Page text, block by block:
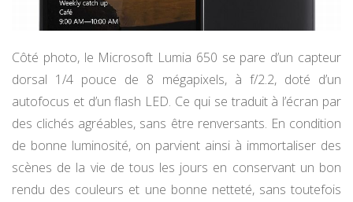
Côté photo, le Microsoft Lumia 650 se pare d’un capteur
dorsal 1/4 pouce de 8 mégapixels, à f/2.2, doté d’un
autofocus et d’un flash LED. Ce qui se traduit à l’écran par
des clichés agréables, sans être renversants. En condition
de bonne luminosité, on parvient ainsi à immortaliser des
scènes de la vie de tous les jours en conservant un bon
rendu des couleurs et une bonne netteté, sans toutefois